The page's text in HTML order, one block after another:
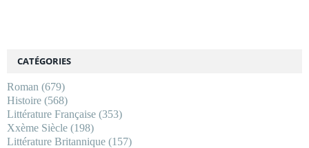
CATÉGORIES
Roman (679)
Histoire (568)
Littérature Française (353)
Xxème Siècle (198)
Littérature Britannique (157)